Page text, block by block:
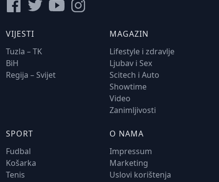
VIJESTI
Tuzla – TK
BiH
Regija – Svijet
MAGAZIN
Lifestyle i zdravlje
Ljubav i Sex
Scitech i Auto
Showtime
Video
Zanimljivosti
SPORT
Fudbal
Košarka
Tenis
O NAMA
Impressum
Marketing
Uslovi korištenja